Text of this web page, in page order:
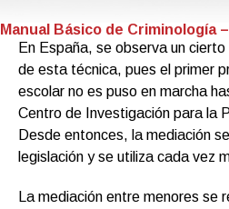
Manual Básico de Criminología
En España, se observa un
de esta técnica, pues el primer
escolar no es puso en marcha
Centro de Investigación para la
Desde entonces, la mediación
legislación y se utiliza cada vez
La mediación entre menores se